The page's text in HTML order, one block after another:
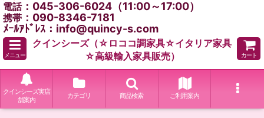
電話：045-306-6024（11:00～17:00）
携帯 ：090-8346-7181
ﾒｰﾙｱﾄﾞﾚｽ：info@quincy-s.com
メニュー
クインシーズ（☆ロココ調家具☆イタリア家具
☆高級輸入家具販売）
カート
クインシーズ実店
舗案内
カテゴリ 商品検索 ご利用案内